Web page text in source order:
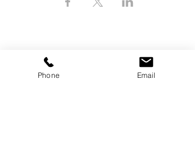
Phone Email